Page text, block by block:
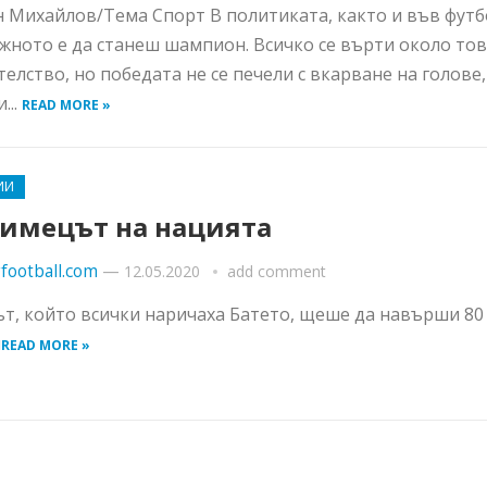
Михайлов/Тема Спорт В политиката, както и във
е да станеш шампион. Всичко се върти около
но победата не се печели с вкарване на
READ MORE »
на нацията
— 12.05.2020 add comment
който всички наричаха Батето, щеше да навърши 80
READ MORE »